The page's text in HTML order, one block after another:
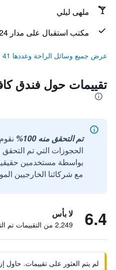
ملهى ليلي
مكتب استقبال على مدار 24 ساعة
عرض جميع وسائل الراحة وعددها 41
تقييمات حول فندق
تم التحقق منه 100%
الحجوزات التي تم
مع شركائنا الخارجيين
6.4 لا بأس
2,249 من التقييمات تم التحقق منها
لم يتم العثور على تقييمات. حاول